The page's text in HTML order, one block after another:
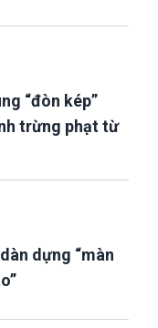
“đòn kép”
trừng phạt từ
dựng “màn